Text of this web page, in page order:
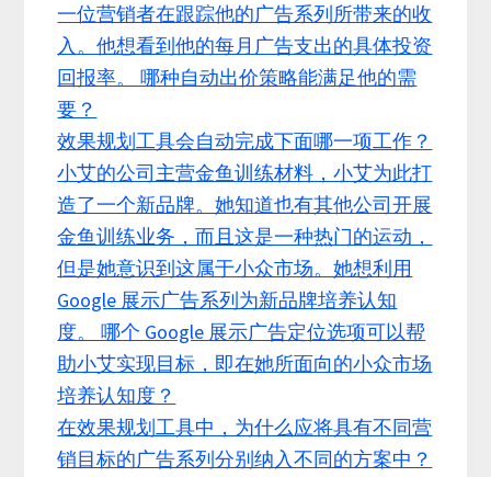
一位营销者在跟踪他的广告系列所带来的收
入。他想看到他的每月广告支出的具体投资
回报率。 哪种自动出价策略能满足他的需
要？
效果规划工具会自动完成下面哪一项工作？
小艾的公司主营金鱼训练材料，小艾为此打
造了一个新品牌。她知道也有其他公司开展
金鱼训练业务，而且这是一种热门的运动，
但是她意识到这属于小众市场。她想利用
Google 展示广告系列为新品牌培养认知
度。 哪个 Google 展示广告定位选项可以帮
助小艾实现目标，即在她所面向的小众市场
培养认知度？
在效果规划工具中，为什么应将具有不同营
销目标的广告系列分别纳入不同的方案中？